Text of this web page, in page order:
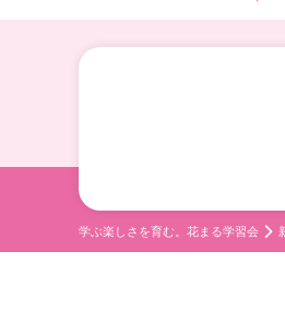
学ぶ楽しさを育む。花まる学習会